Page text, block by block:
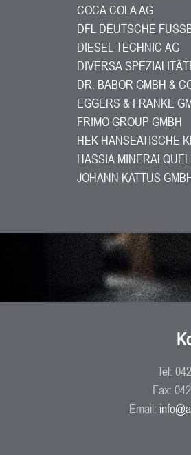
COCA COLA AG
DFL DEUTSCHE
DIESEL TECHNIC AG
DIVERSA
DR. BABOR GMBH &
EGGERS & FRANKE
FRIMO GROUP GMBH
HEK HANSEATISCHE
HASSIA
JOHANN KATTUS
Tel:
Fax:
Email: